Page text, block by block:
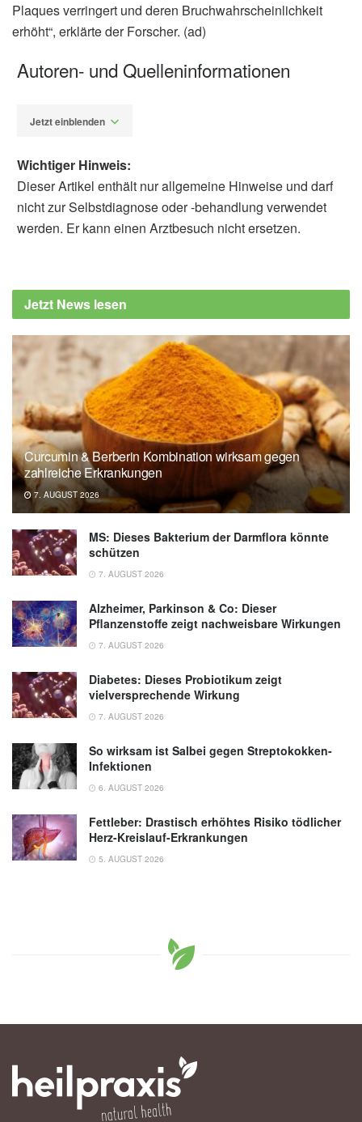
Plaques verringert und deren Bruchwahrscheinlichkeit
erhöht“, erklärte der Forscher. (ad)
Autoren- und Quelleninformationen
Jetzt einblenden
vaccination linked with lower risk of death in
patients with high blood pressure, (Abruf:
Wichtiger Hinweis:
Dieser Artikel enthält nur allgemeine Hinweise und darf
nicht zur Selbstdiagnose oder -behandlung verwendet
werden. Er kann einen Arztbesuch nicht ersetzen.
Jetzt News lesen
Curcumin & Berberin Kombination wirksam gegen
zahlreiche Erkrankungen
7. AUGUST 2026
MS: Dieses Bakterium der Darmflora könnte
schützen
7. AUGUST 2026
Alzheimer, Parkinson & Co: Dieser
Pflanzenstoffe zeigt nachweisbare Wirkungen
7. AUGUST 2026
Diabetes: Dieses Probiotikum zeigt
vielversprechende Wirkung
7. AUGUST 2026
So wirksam ist Salbei gegen Streptokokken-
Infektionen
6. AUGUST 2026
Fettleber: Drastisch erhöhtes Risiko tödlicher
Herz-Kreislauf-Erkrankungen
5. AUGUST 2026